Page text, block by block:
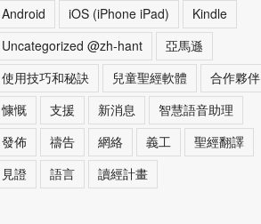
Android iOS (iPhone iPad)
Kindle
Uncategorized @zh-hant
亞馬遜
使用技巧和秘訣
兒童聖經軟體
合作夥伴
慷慨
支援 新消息
智慧語音助理
發佈
禱告 網絡 義工
聖經翻譯
見證
語言 讀經計畫